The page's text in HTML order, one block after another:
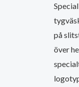
på
över